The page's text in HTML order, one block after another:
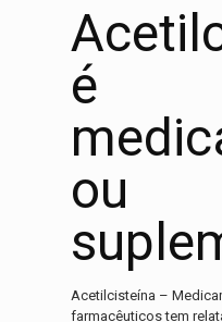
é
ou
Acetilcisteína –
farmacêuticos tem